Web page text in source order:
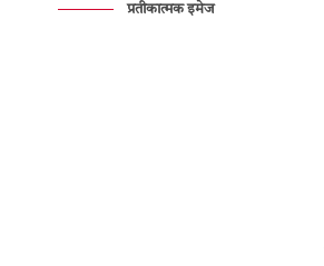
प्रतीकात्मक इमेज